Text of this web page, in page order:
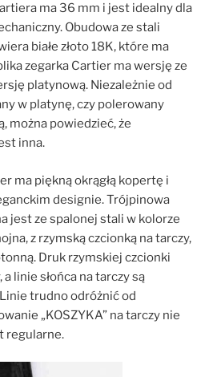
ma 36 mm i jest idealny dla
Obudowa ze stali
białe złoto 18K, które ma
zegarka Cartier ma wersję ze
platynową. Niezależnie od
w platynę, czy polerowany
można powiedzieć, że
inna.
ma piękną okrągłą kopertę i
designie. Trójpinowa
jest ze spalonej stali w kolorze
z rzymską czcionką na tarczy,
Druk rzymskiej czcionki
linie słońca na tarczy są
trudno odróżnić od
„KOSZYKA” na tarczy nie
regularne.